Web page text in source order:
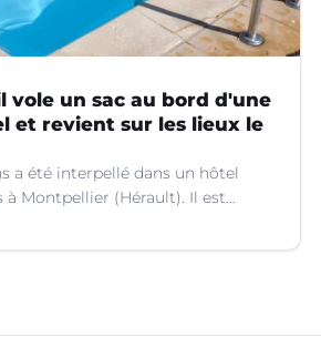
vole un sac au bord d'une
et revient sur les lieux le
a été interpellé dans un hôtel
à Montpellier (Hérault). Il est
le sac d'une cliente.